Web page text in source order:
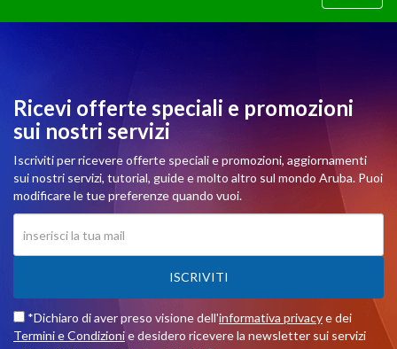
Ricevi offerte speciali e promozioni
sui nostri servizi
Iscriviti per ricevere offerte speciali e promozioni, aggiornamenti
sui nostri servizi, tutorial, guide e molto altro sul mondo Aruba. Puoi
modificare le tue preferenze quando vuoi.
ISCRIVITI
*Dichiaro di aver preso visione dell'informativa privacye dei
Termini e Condizionie desidero ricevere la newsletter sui servizi